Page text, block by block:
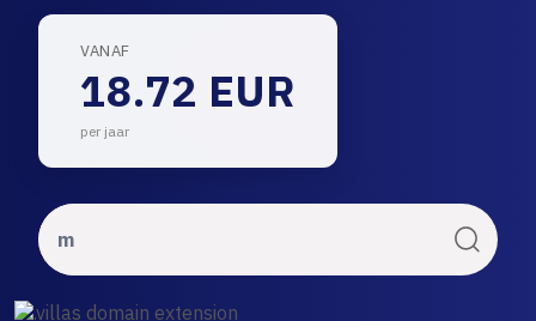
VANAF
18.72 EUR
per jaar